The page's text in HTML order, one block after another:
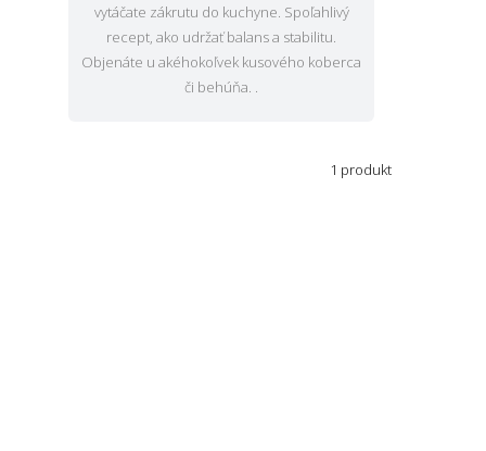
vytáčate zákrutu do kuchyne. Spoľahlivý
recept, ako udržať balans a stabilitu.
Objenáte u akéhokoľvek kusového koberca
či behúňa. .
1 produkt